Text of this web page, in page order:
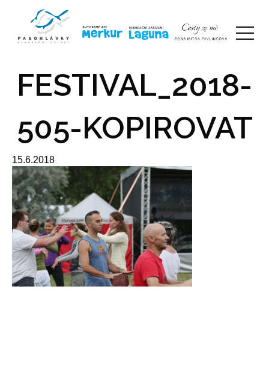
FESTIVAL_2018-
505-KOPIROVAT
15.6.2018